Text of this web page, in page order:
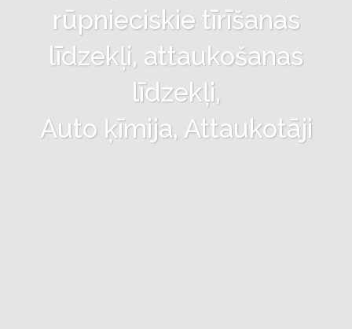
rūpnieciskie tīrīšanas
līdzekļi, attaukošanas
līdzekļi,
Auto ķīmija, Attaukotāji